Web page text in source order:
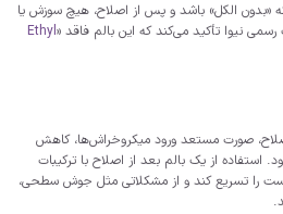
«بدون الکل» باشد و پس از اصلاح، هیچ سوزش یا
نیوا تأکید می‌کند که این بالم فاقد «Ethyl
صورت مستعد ورود میکروخراش‌ها، کاهش
از یک بالم بعد از اصلاح با ترکیبات
را تسریع کند و از مشکلاتی مثل جوش سطحی،